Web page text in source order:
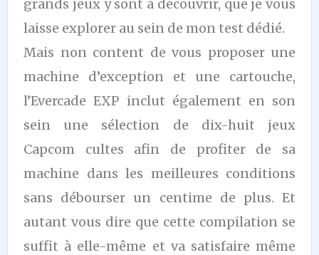
grands jeux y sont à découvrir, que je vous
laisse explorer au sein de mon test dédié.
Mais non content de vous proposer une
machine d’exception et une cartouche,
l’Evercade EXP inclut également en son
sein une sélection de dix-huit jeux
Capcom cultes afin de profiter de sa
machine dans les meilleures conditions
sans débourser un centime de plus. Et
autant vous dire que cette compilation se
suffit à elle-même et va satisfaire même